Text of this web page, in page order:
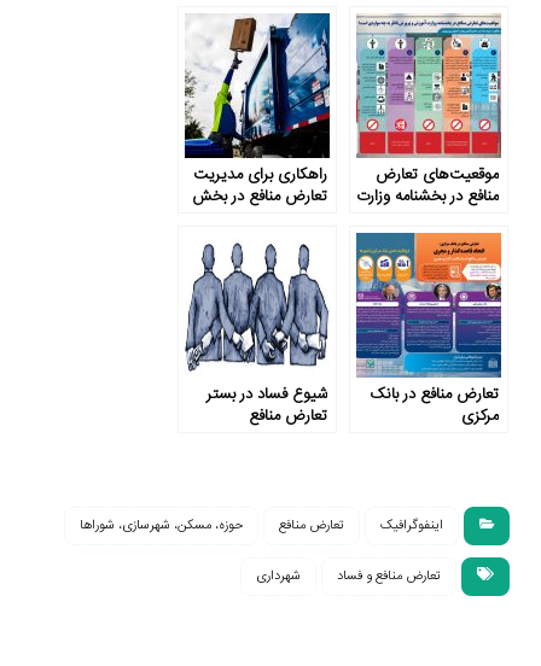
موقعیت‌های تعارض
منافع در بخشنامه وزارت
به چه مواردی است؟
راهکاری برای مدیریت
تعارض منافع در بخش
(بررسی تطبیقی نمونۀ
موردی بریتانیا)
تعارض منافع در بانک
مرکزی
شیوع فساد در بستر
تعارض منافع
اینفوگرافیک تعارض منافع حوزه، مسکن، شهرسازی، شوراها
تعارض منافع و فساد شهرداری